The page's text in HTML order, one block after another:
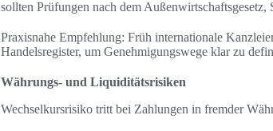
sollten Prüfungen nach dem
Praxisnahe Empfehlung: Früh internationale
Handelsregister, um Genehmigungswege klar zu
Währungs- und Liquiditätsrisiken
Wechselkursrisiko tritt bei Zahlungen in fremder